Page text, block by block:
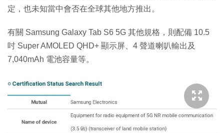
定，也未知當中會否在全球其他地方推出。
有關 Samsung Galaxy Tab S6 5G 其他規格，則配備 10.5
吋 Super AMOLED QHD+ 顯示屏、4 聲道喇叭輸出及
7,040mAh 電池容量等。